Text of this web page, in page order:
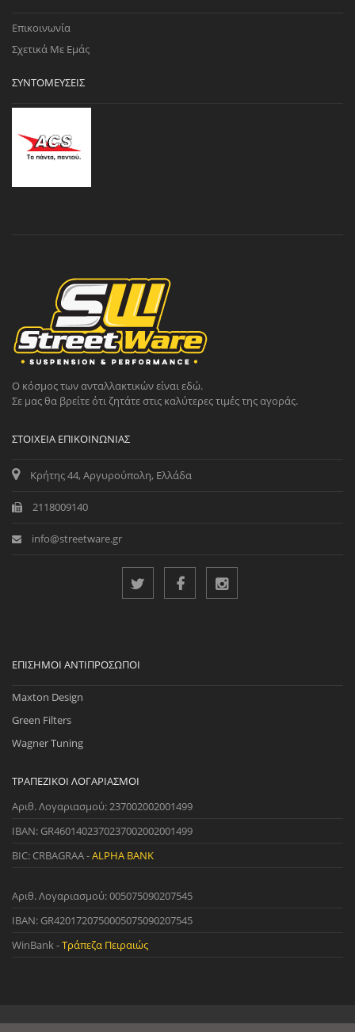
Επικοινωνία
Σχετικά Με Εμάς
ΣΥΝΤΟΜΕΎΣΕΙΣ
Ο κόσμος των ανταλλακτικών είναι εδώ.
Σε μας θα βρείτε ότι ζητάτε στις καλύτερες τιμές της αγοράς.
ΣΤΟΙΧΕΊΑ ΕΠΙΚΟΙΝΩΝΊΑΣ
Κρήτης 44, Αργυρούπολη, Ελλάδα
2118009140
info@streetware.gr
ΕΠΊΣΗΜΟΙ ΑΝΤΙΠΡΌΣΩΠΟΙ
Maxton Design
Green Filters
Wagner Tuning
ΤΡΑΠΕΖΙΚΟΊ ΛΟΓΑΡΙΑΣΜΟΊ
Αριθ. Λογαριασμού: 237002002001499
IBAN: GR4601402370237002002001499
BIC: CRBAGRAA -ALPHA BANK
Αριθ. Λογαριασμού: 005075090207545
IBAN: GR4201720750005075090207545
WinBank -Τράπεζα Πειραιώς
© 2022 StreetWare. All Rights Reserved. | Designed and Developedby